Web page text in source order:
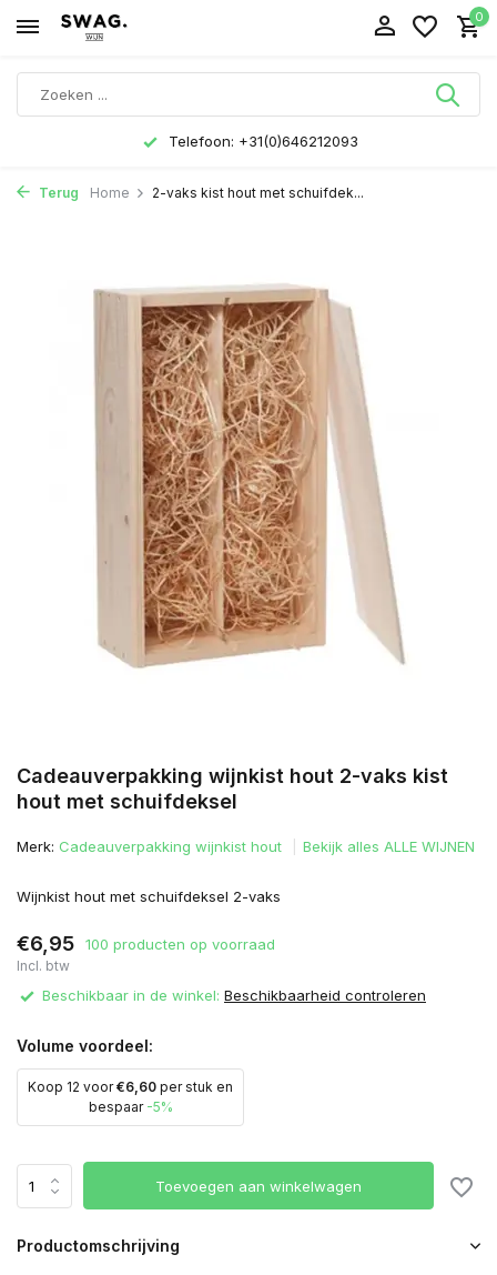
0
Telefoon: +31(0)646212093
Terug Home 2-vaks kist hout met schuifdek...
Cadeauverpakking wijnkist hout 2-vaks kist
hout met schuifdeksel
Merk: Cadeauverpakking wijnkist hout Bekijk alles ALLE WIJNEN
Wijnkist hout met schuifdeksel 2-vaks
€6,95 100 producten op voorraad
Incl. btw
Beschikbaar in de winkel: Beschikbaarheid controleren
Volume voordeel:
Koop 12 voor€6,60 per stuk en
bespaar -5%
Toevoegen aan winkelwagen
Productomschrijving